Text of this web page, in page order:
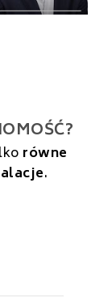
równe
.